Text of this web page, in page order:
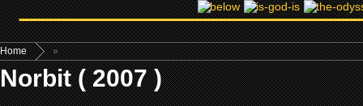
Home »
Norbit ( 2007 )